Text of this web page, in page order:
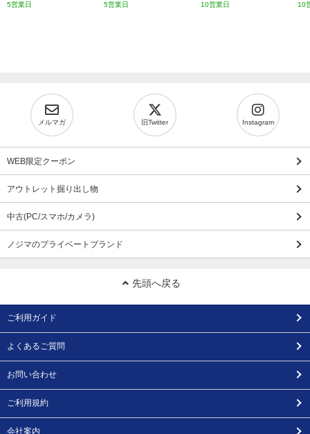
5営業日
5営業日
10営業日
10
メルマガ 旧Twitter Instagram
WEB限定クーポン
アウトレット掘り出し物
中古(PC/スマホ/カメラ)
ノジマのプライベートブランド
先頭へ戻る
ご利用ガイド
よくあるご質問
お問い合わせ
ご利用規約
会社案内